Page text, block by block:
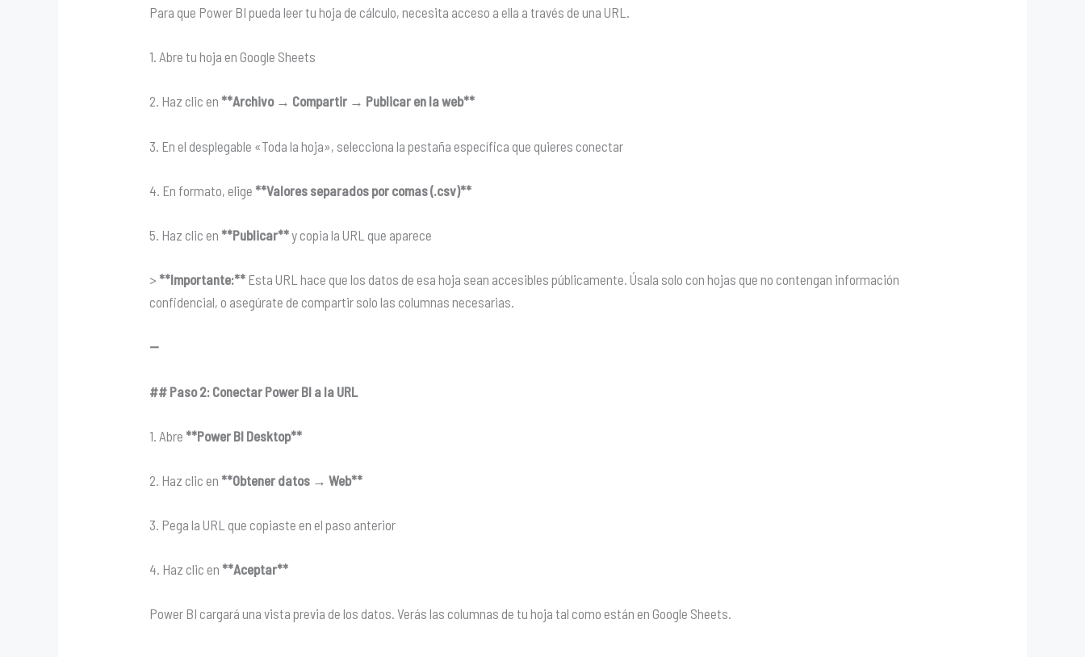
Para que Power BI pueda leer tu hoja de cálculo, necesita acceso a ella a través de una URL.
1. Abre tu hoja en Google Sheets
2. Haz clic en **Archivo → Compartir → Publicar en la web**
3. En el desplegable «Toda la hoja», selecciona la pestaña específica que quieres conectar
4. En formato, elige **Valores separados por comas (.csv)**
5. Haz clic en **Publicar**y copia la URL que aparece
> **Importante:** Esta URL hace que los datos de esa hoja sean accesibles públicamente. Úsala solo con hojas que no contengan información
confidencial, o asegúrate de compartir solo las columnas necesarias.
—
## Paso 2: Conectar Power BI a la URL
1. Abre **Power BI Desktop**
2. Haz clic en **Obtener datos → Web**
3. Pega la URL que copiaste en el paso anterior
4. Haz clic en **Aceptar**
Power BI cargará una vista previa de los datos. Verás las columnas de tu hoja tal como están en Google Sheets.